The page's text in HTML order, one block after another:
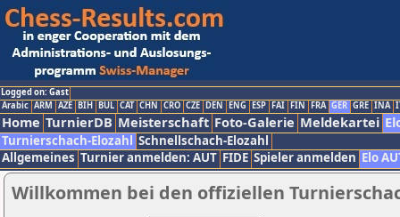
Logged on: Gast
Arabic ARM AZE BIH BUL CAT CHN CRO CZE DEN ENG ESP FAI FIN FRA GER GRE INA
Home TurnierDB Meisterschaft Foto-Galerie Meldekartei
Turnierschach-Elozahl Schnellschach-Elozahl
Allgemeines Turnier anmelden: AUT FIDE Spieler anmelden Elo
Willkommen bei den offiziellen